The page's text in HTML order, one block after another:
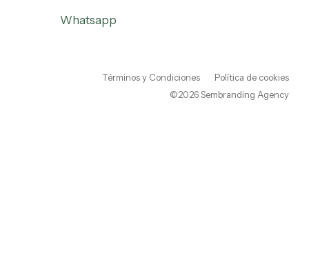
Whatsapp
Términos y Condiciones
Política de cookies
©2026 Sembranding Agency